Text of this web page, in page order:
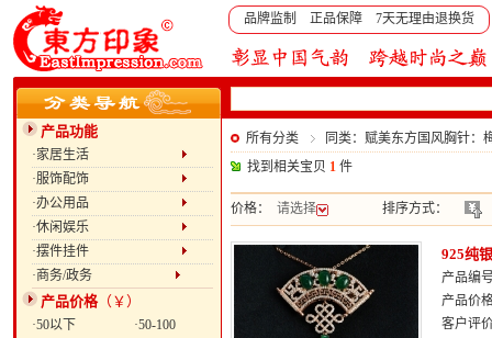
品牌监制 正品保障 7天无理由退换货
产品功能
·家居生活
·服饰配饰
·办公用品
·休闲娱乐
·摆件挂件
·商务/政务
产品价格（￥）
·50以下
·50-100
所有分类
同类：赋美东方国风胸针：
找到相关宝贝 1 件
价格： 请选择 排序方式：
925纯
产品编
产品价
客户评